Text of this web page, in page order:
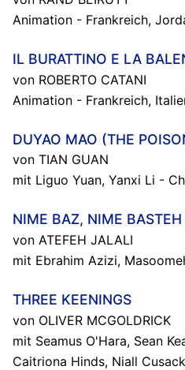
Animation - Frankreich,
IL BURATTINO E LA
von ROBERTO CATANI
Animation - Frankreich,
DUYAO MAO (THE
von TIAN GUAN
mit Liguo Yuan, Yanxi Li -
NIME BAZ, NIME
von ATEFEH JALALI
mit Ebrahim Azizi,
THREE KEENINGS
von OLIVER MCGOLDRICK
mit Seamus O'Hara, Sean
Caitriona Hinds, Niall